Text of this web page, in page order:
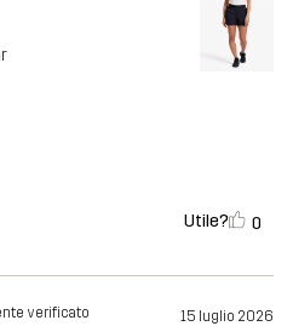
Utile? 0
verificato 15 luglio 2026